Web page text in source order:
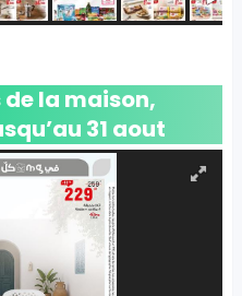
la maison,
31 aout